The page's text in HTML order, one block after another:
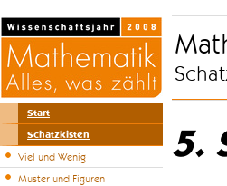
Start
Schatzkisten
Viel und Wenig
Muster und Figuren
5.